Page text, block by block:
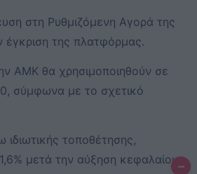
στη Ρυθμιζόμενη Αγορά της
της πλατφόρμας.
ΑΜΚ θα χρησιμοποιηθούν σε
σύμφωνα με το σχετικό
τοποθέτησης,
μετά την αύξηση κεφαλαίου.–